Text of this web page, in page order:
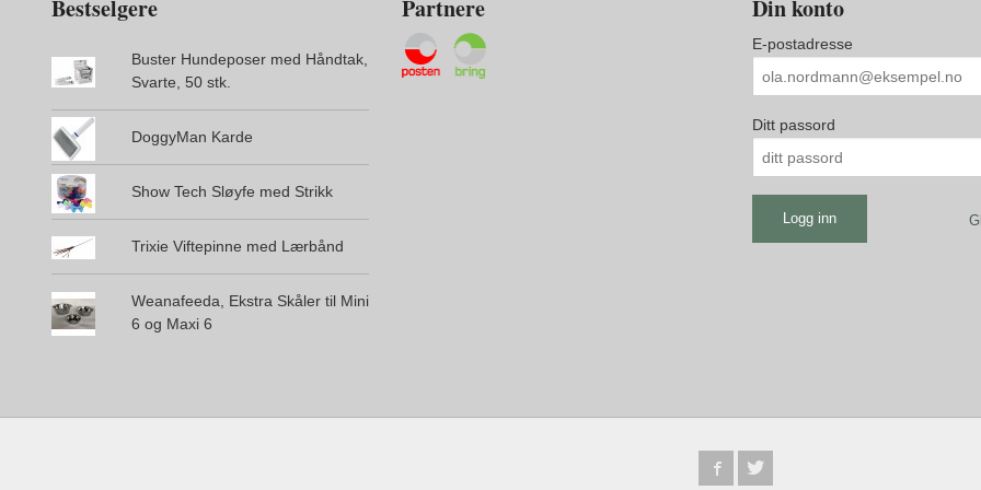
Bestselgere
Buster Hundeposer med Håndtak,
Svarte, 50 stk.
DoggyMan Karde
Show Tech Sløyfe med Strikk
Trixie Viftepinne med Lærbånd
Weanafeeda, Ekstra Skåler til Mini
6 og Maxi 6
Partnere Din konto
E-postadresse
Ditt passord